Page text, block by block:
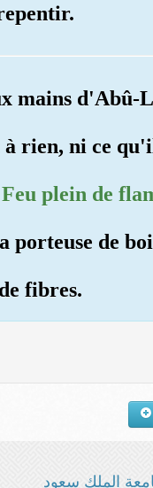
mains d'Abû-
rien, ni ce
plein de
porteuse de
fibres.
الملك سعود